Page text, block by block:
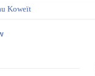
Koweït